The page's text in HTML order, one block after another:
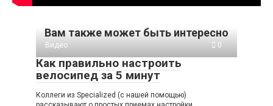
Вам также может быть интересно
Видео 0
Как правильно настроить
велосипед за 5 минут
Коллеги из Specialized (с нашей помощью)